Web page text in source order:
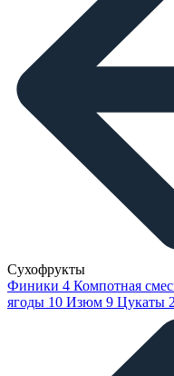
Сухофрукты
Финики 4 Компотная
ягоды 10 Изюм 9 Цукаты 2